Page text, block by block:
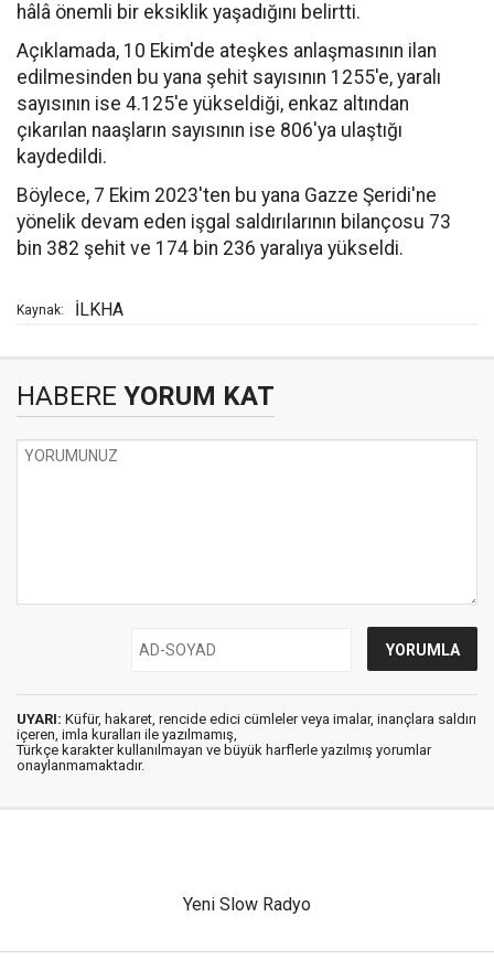
hâlâ önemli bir eksiklik yaşadığını belirtti.
Açıklamada, 10 Ekim'de ateşkes anlaşmasının ilan
edilmesinden bu yana şehit sayısının 1255'e, yaralı
sayısının ise 4.125'e yükseldiği, enkaz altından
çıkarılan naaşların sayısının ise 806'ya ulaştığı
kaydedildi.
Böylece, 7 Ekim 2023'ten bu yana Gazze Şeridi'ne
yönelik devam eden işgal saldırılarının bilançosu 73
bin 382 şehit ve 174 bin 236 yaralıya yükseldi.
Kaynak: İLKHA
HABERE YORUM KAT
UYARI: Küfür, hakaret, rencide edici cümleler veya imalar, inançlara saldırı
içeren, imla kuralları ile yazılmamış,
Türkçe karakter kullanılmayan ve büyük harflerle yazılmış yorumlar
onaylanmamaktadır.
Yeni Slow Radyo